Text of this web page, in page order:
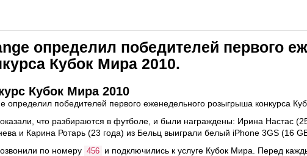
определил победителей первого
Кубок Мира 2010.
Кубок Мира 2010
определил победителей первого еженедельного розыгрыша конкурса
что разбираются в футболе, и были награждены: Ирина Настас
и Карина Ротарь (23 года) из Бельц выиграли белый iPhone 3GS (16
по номеру 456
и подключились к услуге Кубок Мира. Перед